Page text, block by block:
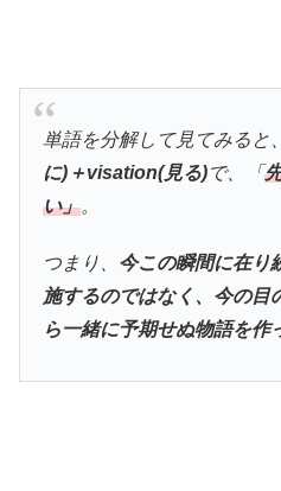
単語を分解して見てみると
に)＋visation(見る)で、「
い」。
つまり、 今この瞬間に在り
施するのではなく、今の目
ら一緒に予期せぬ物語を作